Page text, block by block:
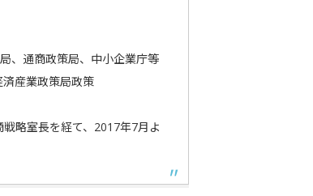
、通商政策局、中小企業庁等
産業政策局政策
略室長を経て、2017年7月よ